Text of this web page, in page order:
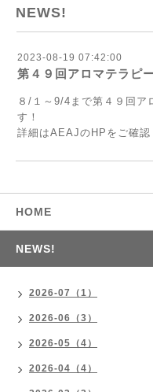
NEWS!
2023-08-19 07:42:00
第４９回アロマテラピ
８/１～9/4まで第４９回 ア
す！
詳細はAEAJのHPをご確認
HOME
NEWS!
2026-07（1）
2026-06（3）
2026-05（4）
2026-04（4）